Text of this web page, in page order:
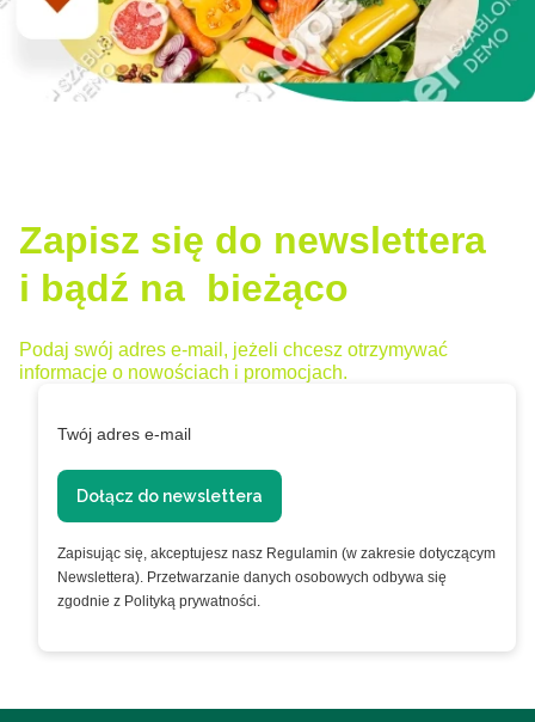
Zapisz się do newslettera
i bądź na bieżąco
Podaj swój adres e-mail, jeżeli chcesz otrzymywać
informacje o nowościach i promocjach.
Twój adres e-mail
Dołącz do newslettera
Zapisując się, akceptujesz nasz Regulamin (w zakresie dotyczącym
Newslettera). Przetwarzanie danych osobowych odbywa się
zgodnie z Polityką prywatności.